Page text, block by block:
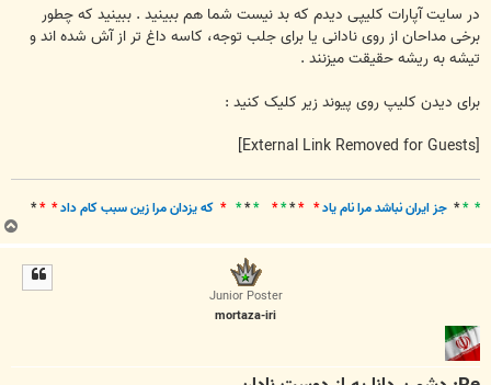
در سایت آپارات کلیپی دیدم که بد نیست شما هم ببینید . ببینید که چطور
برخی مداحان از روی نادانی یا برای جلب توجه، کاسه داغ تر از آش شده اند و
تیشه به ریشه حقیقت میزنند .
برای دیدن کلیپ روی پیوند زیر کلیک کنید :
[External Link Removed for Guests]
* *
* جز ايران نباشد مرا نام ياد* *
*
*
*
*
*
*
* که يزدان مرا زين سبب کام داد* *
*
Junior Poster
mortaza-iri